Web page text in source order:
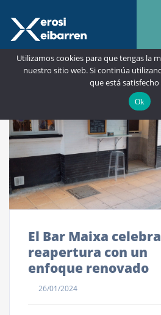
El Bar Maixa
reapertura con un
enfoque renovado
26/01/2024
Utilizamos cookies para que tengas la
nuestro sitio web. Si continúa
que está satisfecho
Ok